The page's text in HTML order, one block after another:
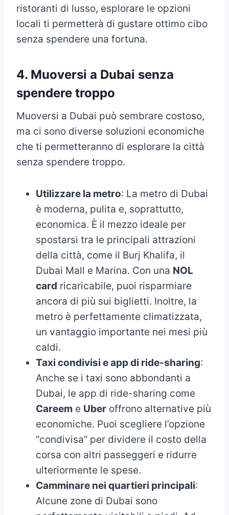
ristoranti di lusso, esplorare le opzioni
locali ti permetterà di gustare ottimo cibo
senza spendere una fortuna.
4. Muoversi a Dubai senza
spendere troppo
Muoversi a Dubai può sembrare costoso,
ma ci sono diverse soluzioni economiche
che ti permetteranno di esplorare la città
senza spendere troppo.
Utilizzare la metro: La metro di Dubai
è moderna, pulita e, soprattutto,
economica. È il mezzo ideale per
spostarsi tra le principali attrazioni
della città, come il Burj Khalifa, il
Dubai Mall e Marina. Con una NOL
card ricaricabile, puoi risparmiare
ancora di più sui biglietti. Inoltre, la
metro è perfettamente climatizzata,
un vantaggio importante nei mesi più
caldi.
Taxi condivisi e app di ride-sharing:
Anche se i taxi sono abbondanti a
Dubai, le app di ride-sharing come
Careem e Uber offrono alternative più
economiche. Puoi scegliere l’opzione
“condivisa” per dividere il costo della
corsa con altri passeggeri e ridurre
ulteriormente le spese.
Camminare nei quartieri principali:
Alcune zone di Dubai sono